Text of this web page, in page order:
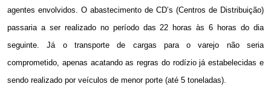
agentes envolvidos. O abastecimento de CD’s (Centros de Distribuição)
passaria a ser realizado no período das 22 horas às 6 horas do dia
seguinte. Já o transporte de cargas para o varejo não seria
comprometido, apenas acatando as regras do rodízio já estabelecidas e
sendo realizado por veículos de menor porte (até 5 toneladas).